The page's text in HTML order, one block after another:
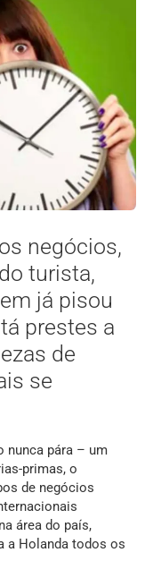
negócios,
turista,
já pisou
prestes a
de
se
nunca pára – um
primas, o
de negócios
área do país,
a Holanda todos os